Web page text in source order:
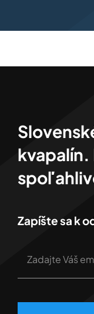
kvapalín.
Zapíšte sa k